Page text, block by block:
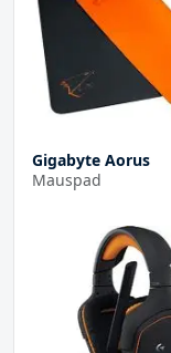
Gigabyte Aorus
Mauspad